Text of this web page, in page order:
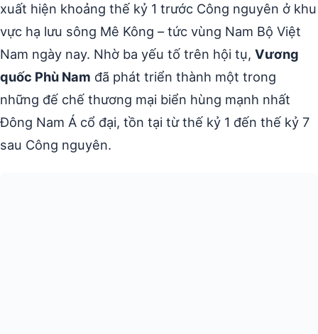
xuất hiện khoảng thế kỷ 1 trước Công nguyên ở khu
vực hạ lưu sông Mê Kông – tức vùng Nam Bộ Việt
Nam ngày nay. Nhờ ba yếu tố trên hội tụ, Vương
quốc Phù Nam đã phát triển thành một trong
những đế chế thương mại biển hùng mạnh nhất
Đông Nam Á cổ đại, tồn tại từ thế kỷ 1 đến thế kỷ 7
sau Công nguyên.